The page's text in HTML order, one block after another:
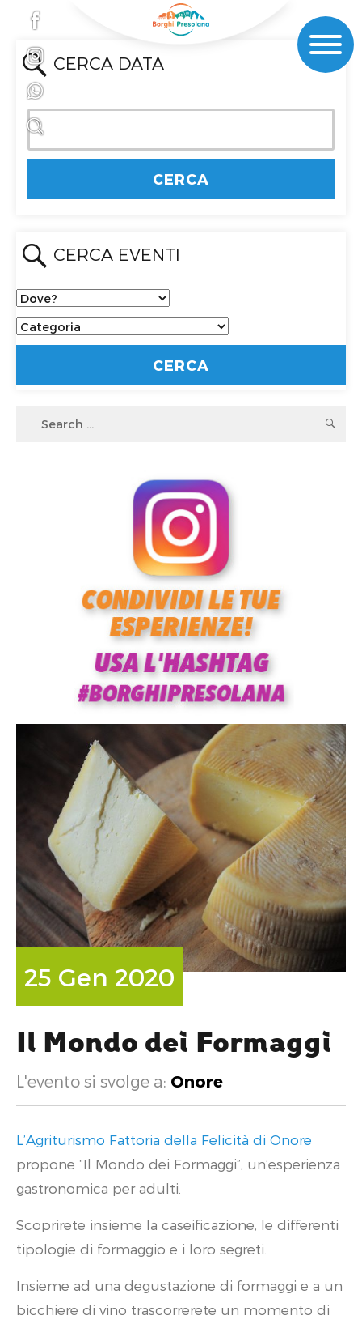
CERCA DATA
CERCA EVENTI
Dove?
Categoria
25 Gen 2020
Il Mondo dei Formaggi
L'evento si svolge a: Onore
L’Agriturismo Fattoria della Felicità di Onore
propone “Il Mondo dei Formaggi”, un’esperienza
gastronomica per adulti.
Scoprirete insieme la caseificazione, le differenti
tipologie di formaggio e i loro segreti.
Insieme ad una degustazione di formaggi e a un
bicchiere di vino trascorrerete un momento di